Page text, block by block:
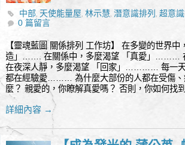
中部, 天使能量屋,林示慧,潛意識排列 ,超意
0 篇留言
【靈魂藍圖 關係排列 工作坊】 在多變的世界
造」……. 在關係中，多麼渴望 「真愛」………
在夜深人靜，多麼渴望 「回家」………… 每一天
都在經驗愛……… 為什麼大部份的人都在受傷、
麼？ 親愛的，你瞭解真愛嗎？ 否則，你如何找
詳細內容 →